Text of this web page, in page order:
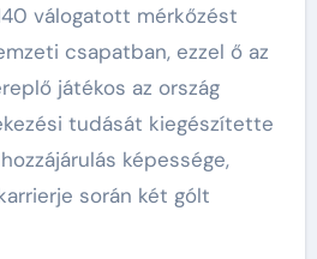
válogatott mérkőzést
csapatban, ezzel ő az
játékos az ország
tudását kiegészítette
képessége,
során két gólt